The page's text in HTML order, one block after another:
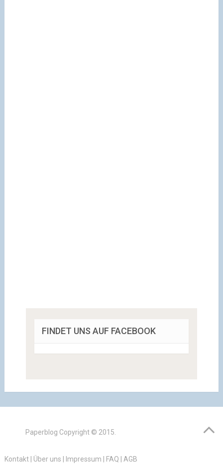
FINDET UNS AUF FACEBOOK
Paperblog Copyright © 2015.
Kontakt| Über uns Impressum FAQ AGB